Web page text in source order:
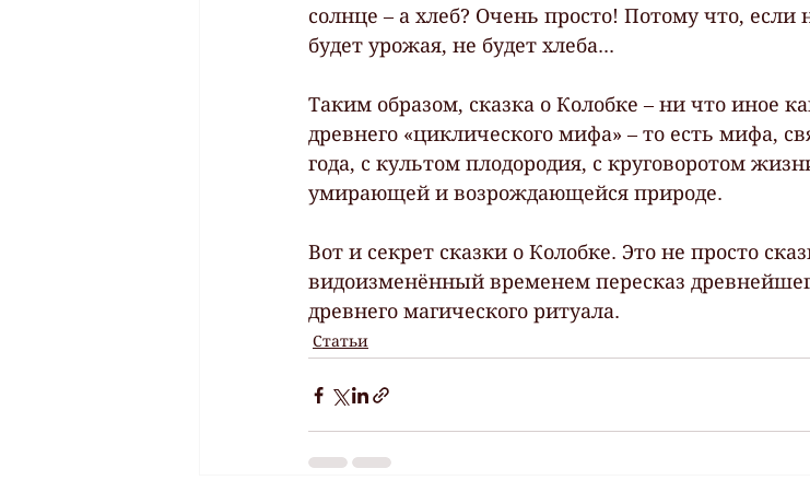
солнце – а хлеб? Очень просто! Потому что, если
будет урожая, не будет хлеба...
Таким образом, сказка о Колобке – ни что иное
древнего «циклического мифа» – то есть мифа,
года, с культом плодородия, с круговоротом
умирающей и возрождающейся природе.
Вот и секрет сказки о Колобке. Это не просто
видоизменённый временем пересказ
древнего магического ритуала.
Статьи